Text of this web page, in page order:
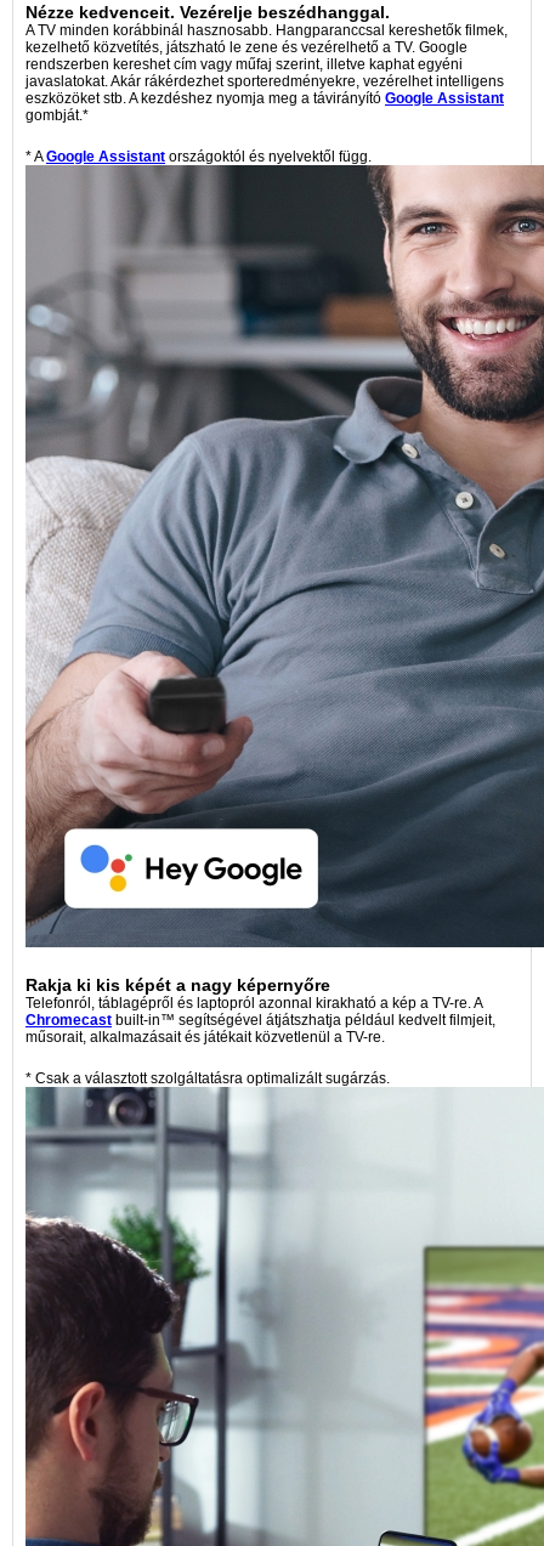
Nézze kedvenceit. Vezérelje beszédhanggal.
A TV minden korábbinál hasznosabb. Hangparanccsal kereshetők filmek,
kezelhető közvetítés, játszható le zene és vezérelhető a TV. Google
rendszerben kereshet cím vagy műfaj szerint, illetve kaphat egyéni
javaslatokat. Akár rákérdezhet sporteredményekre, vezérelhet intelligens
eszközöket stb. A kezdéshez nyomja meg a távirányító Google Assistant
gombját.*
* AGoogle Assistant országoktól és nyelvektől függ.
Rakja ki kis képét a nagy képernyőre
Telefonról, táblagépről és laptopról azonnal kirakható a kép a TV-re. A
Chromecast built-in™ segítségével átjátszhatja például kedvelt filmjeit,
műsorait, alkalmazásait és játékait közvetlenül a TV-re.
* Csak a választott szolgáltatásra optimalizált sugárzás.